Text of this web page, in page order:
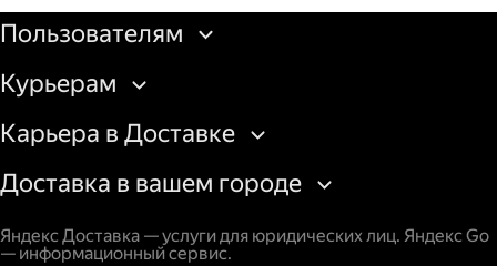
Пользователям
Курьерам
Карьера в Доставке
Доставка в вашем городе
Яндекс Доставка — услуги для юридических лиц. Яндекс Go
— информационный сервис.